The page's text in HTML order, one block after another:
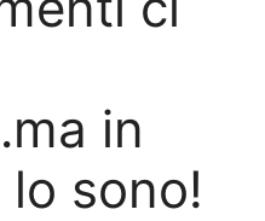
in
sono!